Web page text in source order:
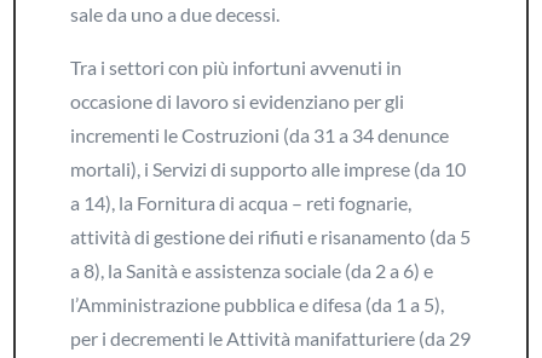
sale da uno a due decessi.
Tra i settori con più infortuni avvenuti in
occasione di lavoro si evidenziano per gli
incrementi le Costruzioni (da 31 a 34 denunce
mortali), i Servizi di supporto alle imprese (da 10
a 14), la Fornitura di acqua – reti fognarie,
attività di gestione dei rifiuti e risanamento (da 5
a 8), la Sanità e assistenza sociale (da 2 a 6) e
l’Amministrazione pubblica e difesa (da 1 a 5),
per i decrementi le Attività manifatturiere (da 29